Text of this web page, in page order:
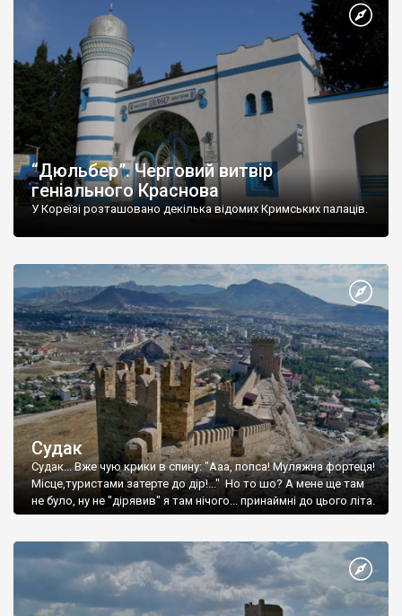
“Дюльбер”. Черговий витвір
геніального Краснова
У Кореїзі розташовано декілька відомих Кримських палаців.
Судак
Судак... Вже чую крики в спину: "Ааа, попса! Муляжна фортеця!
Місце,туристами затерте до дір!..." Но то шо? А мене ще там
не було, ну не "дірявив" я там нічого... принаймні до цього літа.